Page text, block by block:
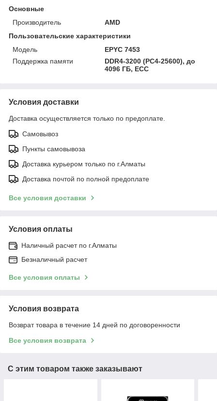
Основные
Производитель
AMD
Пользовательские характеристики
Модель
EPYC 7453
Поддержка памяти
DDR4-3200 (PC4-25600), до
4096 ГБ, ECC
Условия доставки
Доставка осуществляется только по предоплате.
Самовывоз
Пункты самовывоза
Доставка курьером только по г.Алматы
Доставка почтой по полной предоплате
Все условия доставки
Условия оплаты
Наличный расчет по г.Алматы
Безналичный расчет
Все условия оплаты
Условия возврата
Возврат товара в течение 14 дней по договоренности
Все условия возврата
С этим товаром также заказывают